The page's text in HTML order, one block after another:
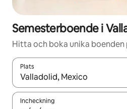
Semesterboende i
Hitta och boka unika boenden
Plats
När resultaten är tillgängliga
Incheckning